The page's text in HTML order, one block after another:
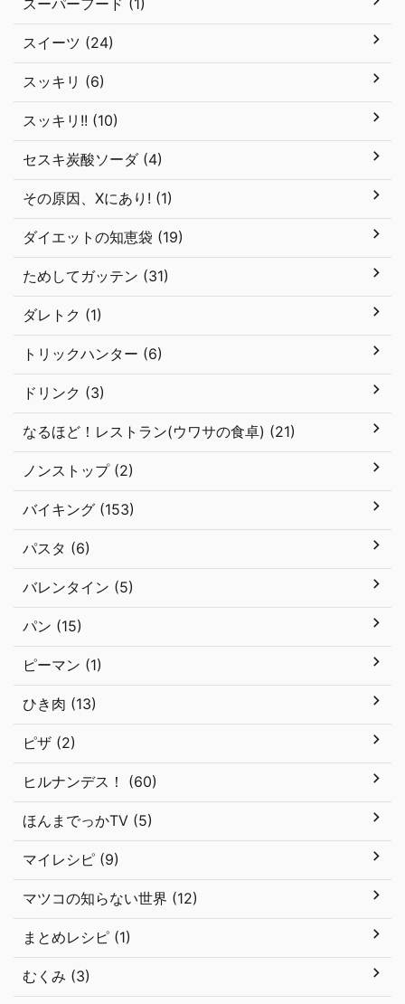
スーパーフード (1)
スイーツ (24)
スッキリ (6)
スッキリ!! (10)
セスキ炭酸ソーダ (4)
その原因、Xにあり! (1)
ダイエットの知恵袋 (19)
ためしてガッテン (31)
ダレトク (1)
トリックハンター (6)
ドリンク (3)
なるほど！レストラン(ウワサの食卓) (21)
ノンストップ (2)
バイキング (153)
パスタ (6)
バレンタイン (5)
パン (15)
ピーマン (1)
ひき肉 (13)
ピザ (2)
ヒルナンデス！ (60)
ほんまでっかTV (5)
マイレシピ (9)
マツコの知らない世界 (12)
まとめレシピ (1)
むくみ (3)